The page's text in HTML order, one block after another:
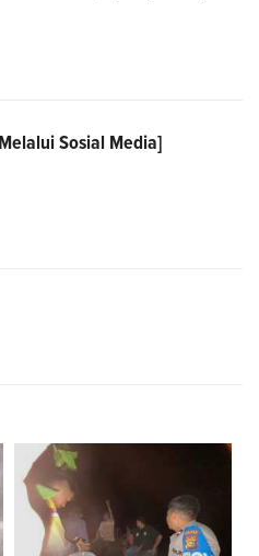
Melalui Sosial Media]